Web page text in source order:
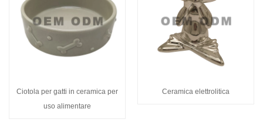
Ciotola per gatti in ceramica per
uso alimentare
Ceramica elettrolitica